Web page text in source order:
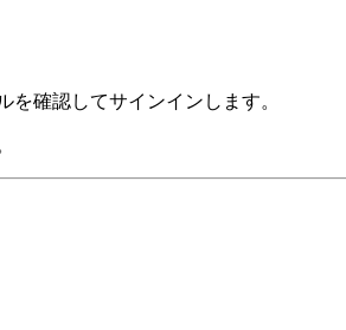
確認してサインインします。